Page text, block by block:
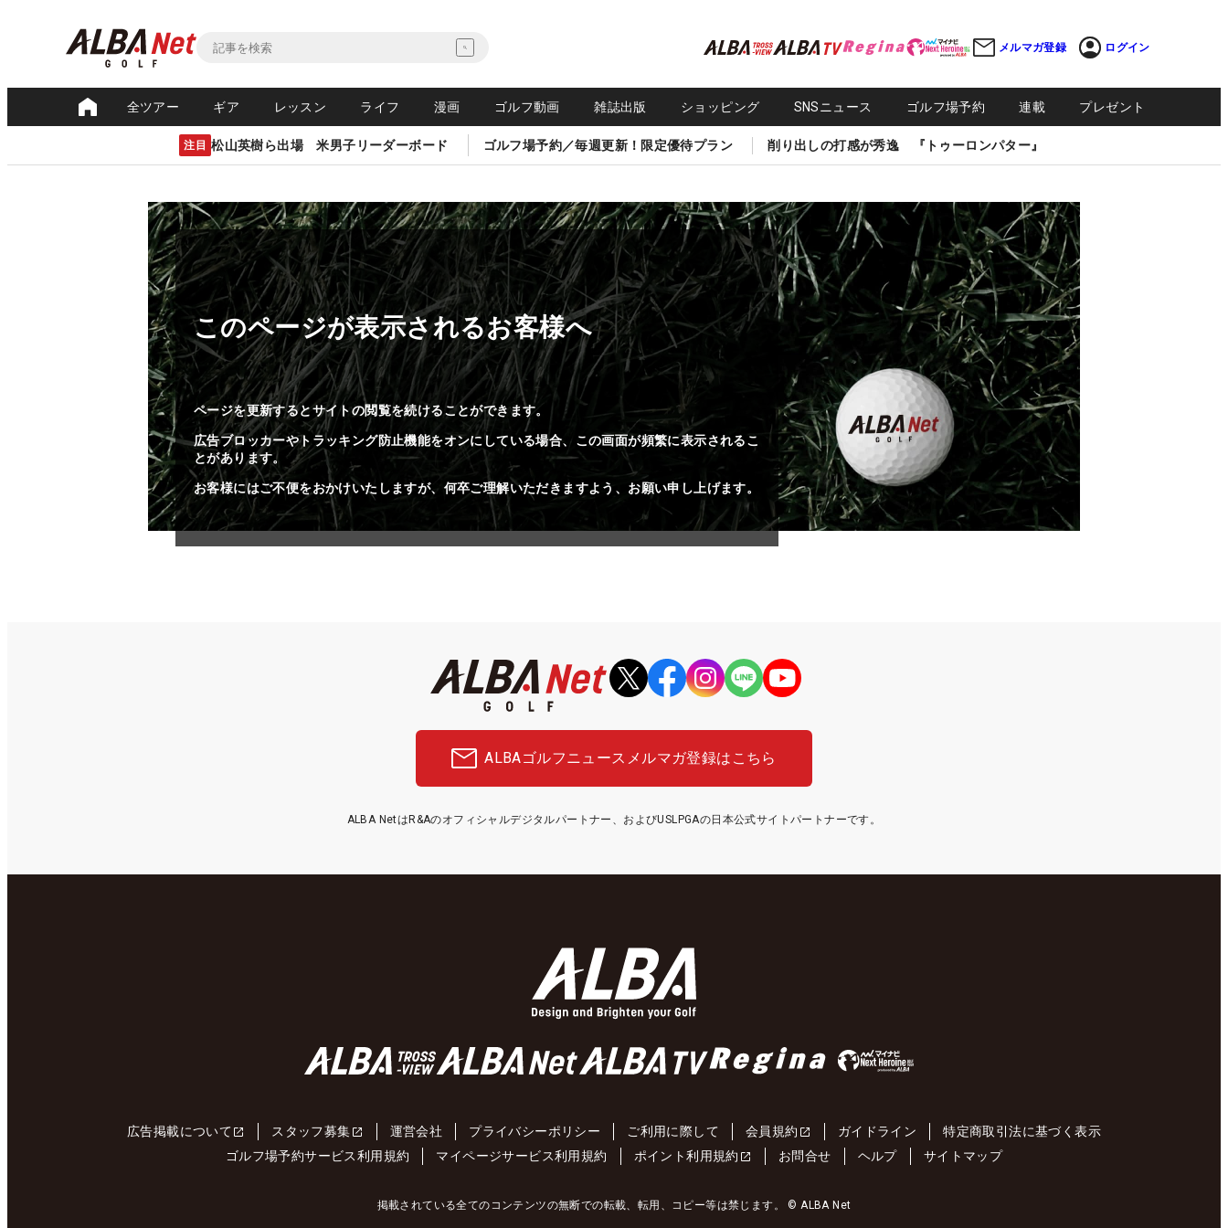
メルマガ登録 ログイン
全ツアー ギア レッスン ライフ 漫画 ゴルフ動画 雑誌出版 ショッピング SNSニュース ゴルフ場予約 連載 プレゼント
注目 松山英樹ら出場 米男子リーダーボード ゴルフ場予約／毎週更新！限定優待プラン 削り出しの打感が秀逸 『トゥーロンパター』
このページが表示されるお客様へ
ページを更新するとサイトの閲覧を続けることができます。
広告ブロッカーやトラッキング防止機能をオンにしている場合、この画面が頻繁に表示されるこ
とがあります。
お客様にはご不便をおかけいたしますが、何卒ご理解いただきますよう、お願い申し上げます。
ALBAゴルフニュース メルマガ登録はこちら
ALBA NetはR&Aのオフィシャルデジタルパートナー、およびUSLPGAの日本公式サイトパートナーです。
広告掲載について スタッフ募集 運営会社 プライバシーポリシー ご利用に際して 会員規約 ガイドライン
特定商取引法に基づく表示
ゴルフ場予約サービス利用規約
マイページサービス利用規約 ポイント利用規約 お問合せ ヘルプ サイトマップ
掲載されている全てのコンテンツの無断での転載、転用、コピー等は禁じます。 © ALBA Net